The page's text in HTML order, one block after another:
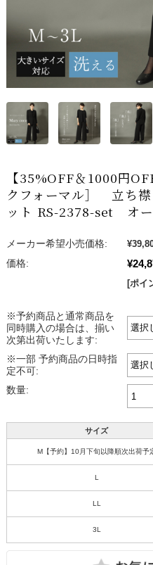
【35%OFF＆1000円
クフォーマル］ 立ち襟
ット RS-2378-set オ
メーカー希望小売価格:
価格:
[ポイ
※予約商品と通常商品を
同時購入の場合は、揃い
次第出荷いたします:
※一部 予約商品の日時指
定不可:
数量:
サイズ
M【予約】10月下旬以降順次出荷予
L
LL
3L